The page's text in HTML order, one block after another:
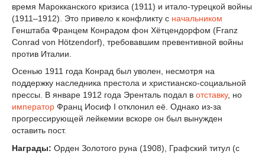
время Марокканского кризиса (1911) и итало-турецкой войны
(1911–1912). Это привело к конфликту с начальником
Генштаба Францем Конрадом фон Хётцендорфом (Franz
Conrad von Hötzendorf), требовавшим превентивной войны
против Италии.
Осенью 1911 года Конрад был уволен, несмотря на
поддержку наследника престола и христианско-социальной
прессы. В январе 1912 года Эренталь подал в отставку, но
император Франц Иосиф I отклонил её. Однако из-за
прогрессирующей лейкемии вскоре он был вынужден
оставить пост.
Награды: Орден Золотого руна (1908), Графский титул (с